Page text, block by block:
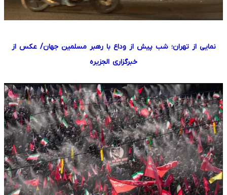
نمایی از تهران؛ شب پیش از وداع با رهبر مسلمین جهان/ عکس از
خبرگزاری الجزیره